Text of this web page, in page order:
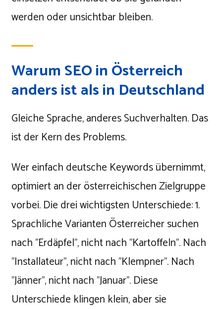
werden oder unsichtbar bleiben.
Warum SEO in Österreich
anders ist als in Deutschland
Gleiche Sprache, anderes Suchverhalten. Das
ist der Kern des Problems.
Wer einfach deutsche Keywords übernimmt,
optimiert an der österreichischen Zielgruppe
vorbei. Die drei wichtigsten Unterschiede: 1.
Sprachliche Varianten Österreicher suchen
nach "Erdäpfel", nicht nach "Kartoffeln". Nach
"Installateur", nicht nach "Klempner". Nach
"Jänner", nicht nach "Januar". Diese
Unterschiede klingen klein, aber sie